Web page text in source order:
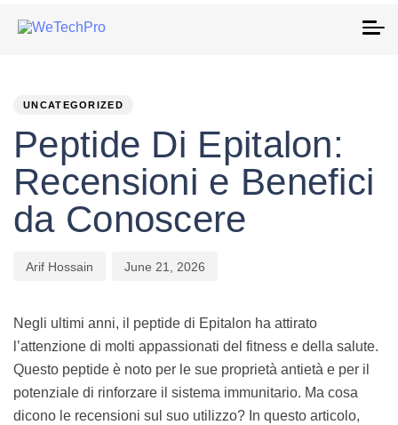
UNCATEGORIZED
Peptide Di Epitalon:
Recensioni e Benefici
da Conoscere
Arif Hossain June 21, 2026
Negli ultimi anni, il peptide di Epitalon ha attirato
l’attenzione di molti appassionati del fitness e della salute.
Questo peptide è noto per le sue proprietà antietà e per il
potenziale di rinforzare il sistema immunitario. Ma cosa
dicono le recensioni sul suo utilizzo? In questo articolo,